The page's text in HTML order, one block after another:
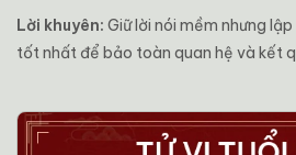
Lời khuyên: Giữ lời nói mềm nhưng
tốt nhất để bảo toàn quan hệ và kết